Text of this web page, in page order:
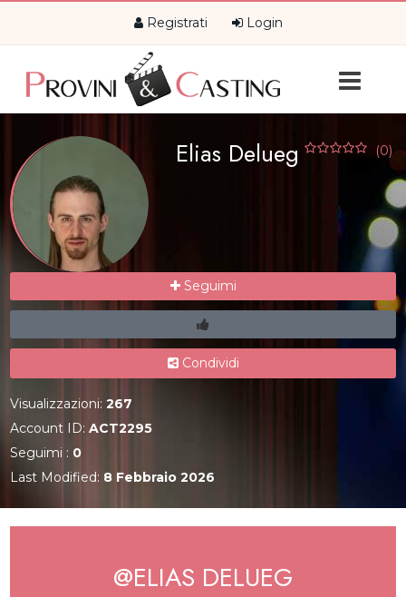
Registrati Login
Elias Delueg (0)
Seguimi
Condividi
Visualizzazioni:267
Account ID:ACT2295
Seguimi : 0
Last Modified: 8 Febbraio 2026
@ELIAS DELUEG